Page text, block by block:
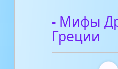
- Мифы
Греции